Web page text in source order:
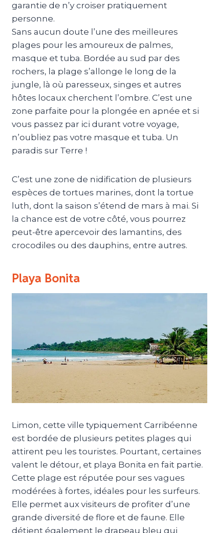
garantie de n’y croiser pratiquement
personne.
Sans aucun doute l’une des meilleures
plages pour les amoureux de palmes,
masque et tuba. Bordée au sud par des
rochers, la plage s’allonge le long de la
jungle, là où paresseux, singes et autres
hôtes locaux cherchent l’ombre. C’est une
zone parfaite pour la plongée en apnée et si
vous passez par ici durant votre voyage,
n’oubliez pas votre masque et tuba. Un
paradis sur Terre !
C’est une zone de nidification de plusieurs
espèces de tortues marines, dont la tortue
luth, dont la saison s’étend de mars à mai. Si
la chance est de votre côté, vous pourrez
peut-être apercevoir des lamantins, des
crocodiles ou des dauphins, entre autres.
Playa Bonita
Limon, cette ville typiquement Carribéenne
est bordée de plusieurs petites plages qui
attirent peu les touristes. Pourtant, certaines
valent le détour, et playa Bonita en fait partie.
Cette plage est réputée pour ses vagues
modérées à fortes, idéales pour les surfeurs.
Elle permet aux visiteurs de profiter d’une
grande diversité de flore et de faune. Elle
détient également le drapeau bleu qui